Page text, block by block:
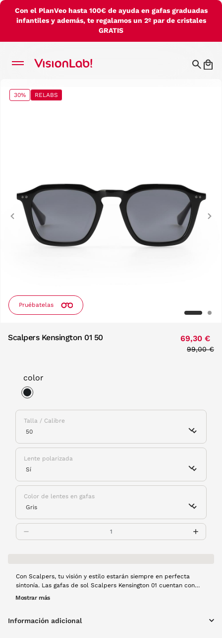
Con el PlanVeo hasta 100€ de ayuda en gafas graduadas
infantiles y además, te regalamos un 2º par de cristales
GRATIS
30% RELABS
Pruébatelas
Previous
Scalpers Kensington 01 50 69,30 €
Price
99,00 €
color
Talla / Calibre
Lente polarizada
Color de lentes en gafas
Con Scalpers, tu visión y estilo estarán siempre en perfecta
sintonía. Las gafas de sol Scalpers Kensington 01 cuentan con
lentes polarizadas en un sofisticado tono gris, que reducen el
cómodo, perfecto para el uso diario.
Mostrar más
Información adicional